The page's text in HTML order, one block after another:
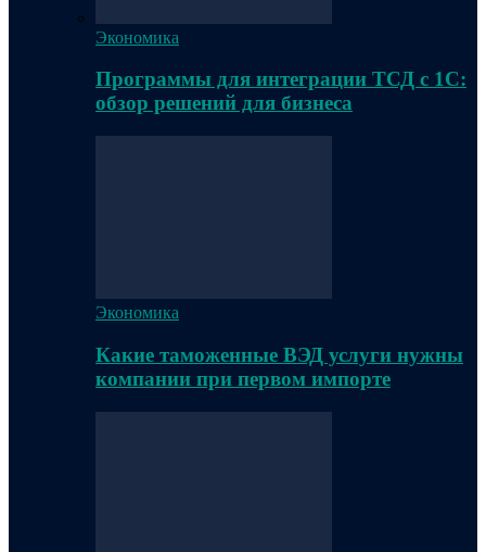
Экономика
Программы для интеграции ТСД с 1С:
обзор решений для бизнеса
Экономика
Какие таможенные ВЭД услуги нужны
компании при первом импорте